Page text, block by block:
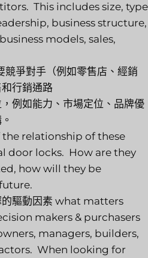
This includes size, type
business structure,
models, sales,
競爭對手（例如零售店、經銷
行銷通路
例如能力、市場定位、品牌優
relationship of these
door locks. How are they
how will they be
驅動因素 what matters
makers & purchasers
managers, builders,
When looking for